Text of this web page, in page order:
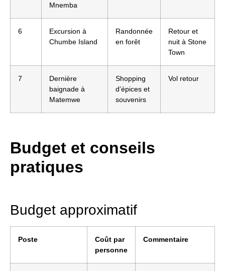
Mnemba
6
Excursion à
Chumbe Island
Randonnée
en forêt
Retour et
nuit à Stone
Town
7
Dernière
baignade à
Matemwe
Shopping
d’épices et
souvenirs
Vol retour
Budget et conseils
pratiques
Budget approximatif
Poste
Coût par
personne
Commentaire